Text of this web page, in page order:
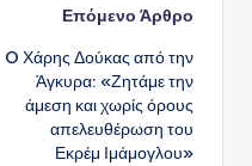
Επόμενο Άρθρο
O Χάρης Δούκας από την
Άγκυρα: «Ζητάμε την
άμεση και χωρίς όρους
απελευθέρωση του
Εκρέμ Ιμάμογλου»